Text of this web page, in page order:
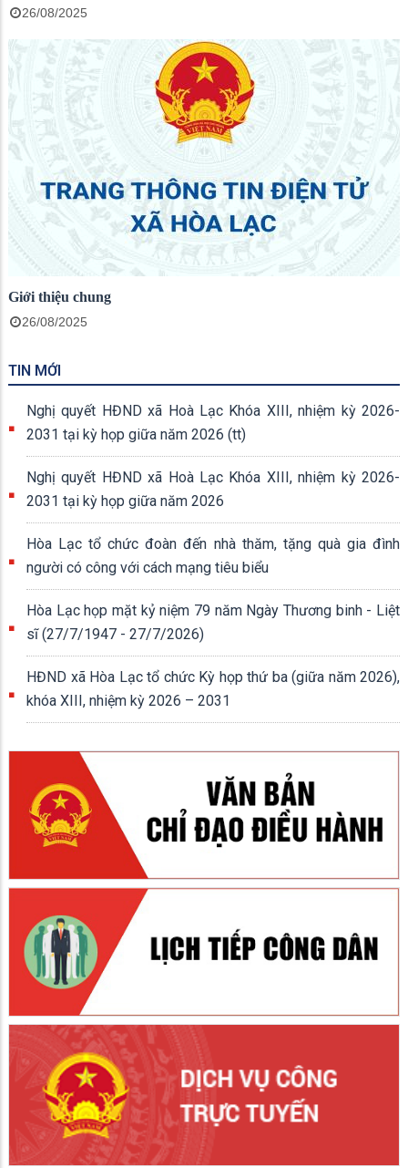
26/08/2025
Giới thiệu chung
26/08/2025
TIN MỚI
Nghị quyết HĐND xã Hoà Lạc Khóa XIII, nhiệm kỳ 2026-
2031 tại kỳ họp giữa năm 2026 (tt)
Nghị quyết HĐND xã Hoà Lạc Khóa XIII, nhiệm kỳ 2026-
2031 tại kỳ họp giữa năm 2026
Hòa Lạc tổ chức đoàn đến nhà thăm, tặng quà gia đình
người có công với cách mạng tiêu biểu
Hòa Lạc họp mặt kỷ niệm 79 năm Ngày Thương binh - Liệt
sĩ (27/7/1947 - 27/7/2026)
HĐND xã Hòa Lạc tổ chức Kỳ họp thứ ba (giữa năm 2026),
khóa XIII, nhiệm kỳ 2026 – 2031